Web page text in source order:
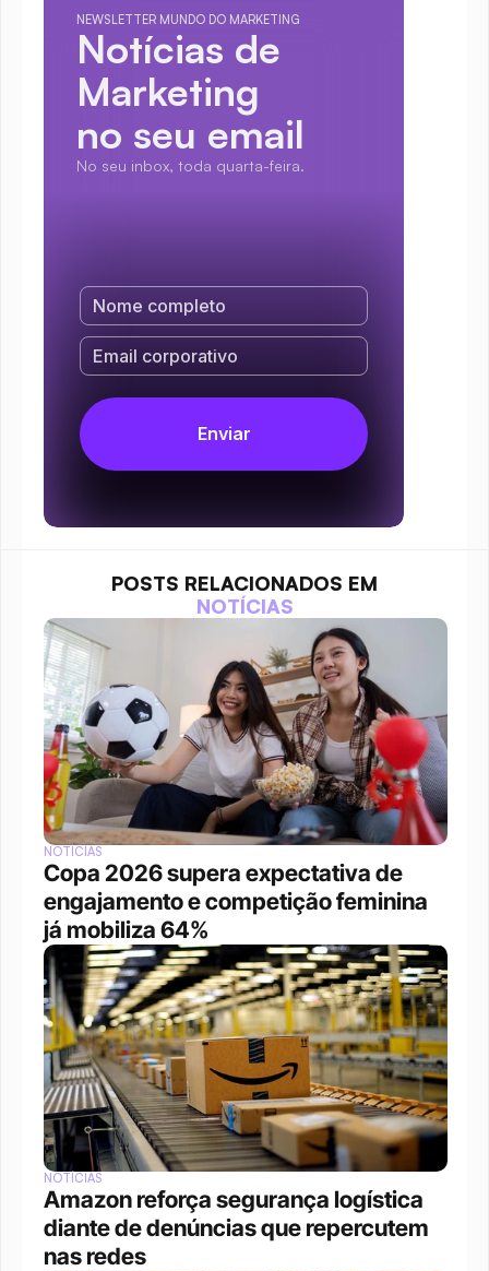
NEWSLETTER MUNDO DO MARKETING
Notícias de
Marketing
no seu email
No seu inbox, toda quarta-feira.
POSTS RELACIONADOS EM
NOTÍCIAS
NOTÍCIAS
Copa 2026 supera expectativa de
engajamento e competição feminina
já mobiliza 64%
NOTÍCIAS
Amazon reforça segurança logística
diante de denúncias que repercutem
nas redes